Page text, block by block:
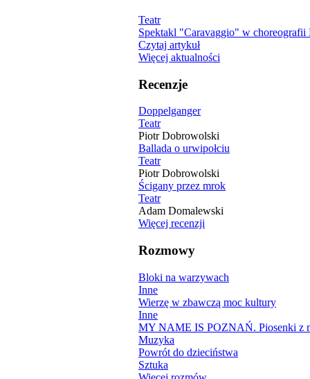
Teatr
Spektakl "Caravaggio" w choreografii
Czytaj artykuł
Więcej aktualności
Recenzje
Doppelganger
Teatr
Piotr Dobrowolski
Ballada o urwipołciu
Teatr
Piotr Dobrowolski
Ścigany przez mrok
Teatr
Adam Domalewski
Więcej recenzji
Rozmowy
Bloki na warzywach
Inne
Wierzę w zbawczą moc kultury
Inne
MY NAME IS POZNAŃ. Piosenki z
Muzyka
Powrót do dzieciństwa
Sztuka